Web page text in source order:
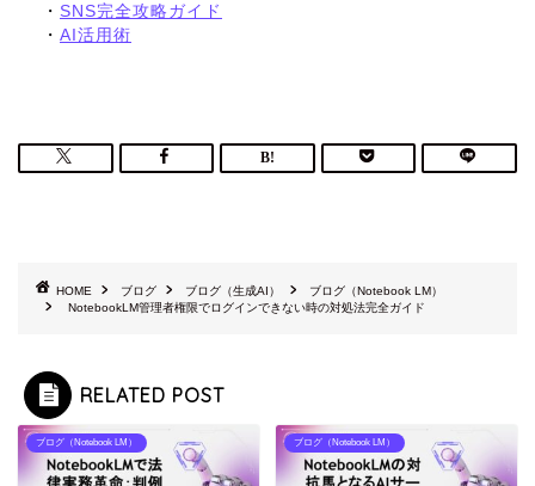
・ SNS完全攻略ガイド
・ AI活用術
HOME ブログ ブログ（生成AI）
ブログ（Notebook LM）
NotebookLM管理者権限でログインできない時の対処法完全ガイド
RELATED POST
ブログ（Notebook LM） ブログ（Notebook LM）